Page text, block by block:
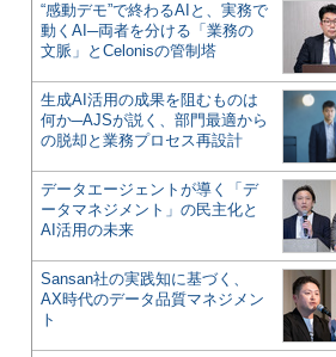
“感動デモ”で終わるAIと、実務で
動くAI─両者を分ける「業務の
文脈」とCelonisの管制塔
生成AI活用の成果を阻むものは
何か─AJSが説く、部門最適から
の脱却と業務プロセス再設計
データエージェントが導く「デ
ータマネジメント」の民主化と
AI活用の未来
Sansan社の実践知に基づく、
AX時代のデータ品質マネジメン
ト